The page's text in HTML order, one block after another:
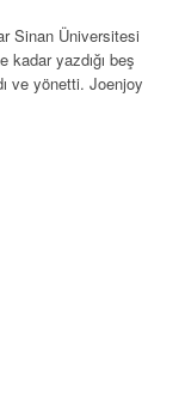
Sinan Üniversitesi
yazdığı beş
ve yönetti. Joenjoy